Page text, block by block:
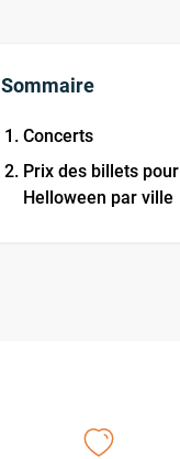
Sommaire
Concerts
Prix des billets pour
Helloween par ville